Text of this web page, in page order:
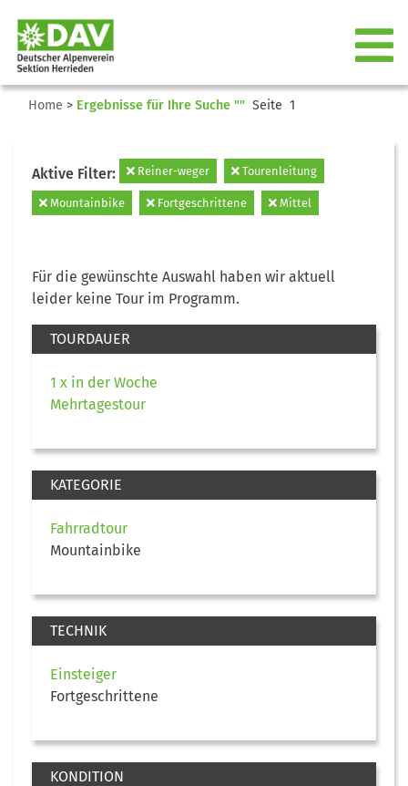
Home > Ergebnisse für Ihre Suche "" Seite 1
Aktive Filter: Reiner-weger Tourenleitung
Mountainbike Fortgeschrittene Mittel
Für die gewünschte Auswahl haben wir aktuell
leider keine Tour im Programm.
TOURDAUER
1 x in der Woche
Mehrtagestour
KATEGORIE
Fahrradtour
Mountainbike
TECHNIK
Einsteiger
Fortgeschrittene
KONDITION